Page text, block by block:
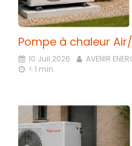
Pompe à chaleur Air/
10 Juil 2026 AVENIR
< 1 min.